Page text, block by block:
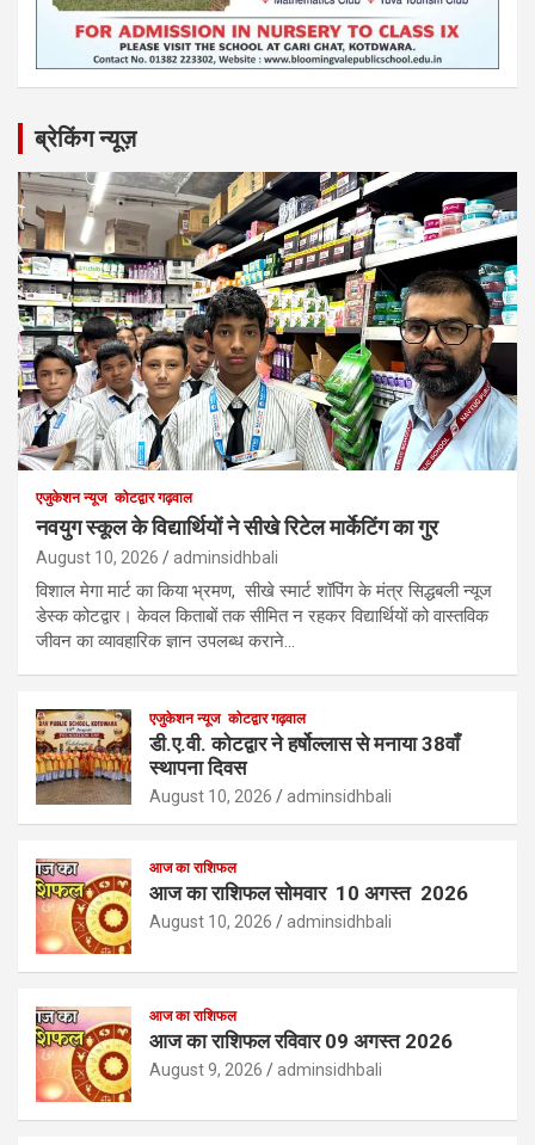
ब्रेकिंग न्यूज़
एजुकेशन न्‍यूज कोटद्वार गढ़वाल
नवयुग स्कूल के विद्यार्थियों ने सीखे रिटेल मार्केटिंग का गुर
August 10, 2026 adminsidhbali
विशाल मेगा मार्ट का किया भ्रमण, सीखे स्मार्ट शॉपिंग के मंत्र सिद्धबली न्यूज
डेस्क कोटद्वार। केवल किताबों तक सीमित न रहकर विद्यार्थियों को वास्तविक
जीवन का व्यावहारिक ज्ञान उपलब्ध कराने…
एजुकेशन न्‍यूज कोटद्वार गढ़वाल
डी.ए.वी. कोटद्वार ने हर्षोल्लास से मनाया 38वाँ
स्थापना दिवस
August 10, 2026 adminsidhbali
आज का राशिफल
आज का राशिफल सोमवार 10 अगस्त 2026
August 10, 2026 adminsidhbali
आज का राशिफल
आज का राशिफल रविवार 09 अगस्त 2026
August 9, 2026 adminsidhbali